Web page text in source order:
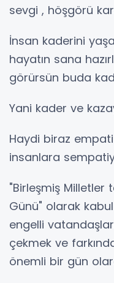
sevgi , höşgörü
İnsan kaderini
hayatın sana
görürsün buda
Yani kader ve
Haydi biraz empati
insanlara
"Birleşmiş Milletler
Günü" olarak
engelli
çekmek ve
önemli bir gün